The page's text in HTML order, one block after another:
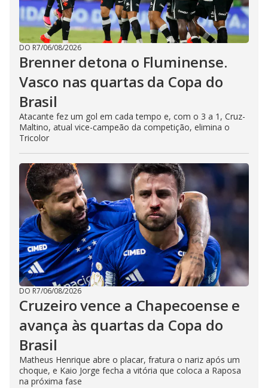
DO R7/06/08/2026
Brenner detona o Fluminense.
Vasco nas quartas da Copa do
Brasil
Atacante fez um gol em cada tempo e, com o 3 a 1, Cruz-
Maltino, atual vice-campeão da competição, elimina o
Tricolor
DO R7/06/08/2026
Cruzeiro vence a Chapecoense e
avança às quartas da Copa do
Brasil
Matheus Henrique abre o placar, fratura o nariz após um
choque, e Kaio Jorge fecha a vitória que coloca a Raposa
na próxima fase